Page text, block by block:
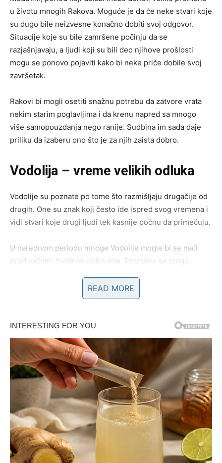
u životu mnogih Rakova. Moguće je da će neke stvari koje
su dugo bile neizvesne konačno dobiti svoj odgovor.
Situacije koje su bile zamršene počinju da se
razjašnjavaju, a ljudi koji su bili deo njihove prošlosti
mogu se ponovo pojaviti kako bi neke priče dobile svoj
završetak.
Rakovi bi mogli osetiti snažnu potrebu da zatvore vrata
nekim starim poglavljima i da krenu napred sa mnogo
više samopouzdanja nego ranije. Sudbina im sada daje
priliku da izaberu ono što je za njih zaista dobro.
Vodolija – vreme velikih odluka
Vodolije su poznate po tome što razmišljaju drugačije od
drugih. One su znak koji često ide ispred svog vremena i
vidi stvari koje drugi ljudi tek kasnije počnu da primećuju.
U narednom periodu mnoge Vodolije mogle bi se naći
pred važnim životnim odlukama. Promene se mogu
Ono što je sigurno jeste da će mnoge Vodolije imati
priliku da naprave korak koji može značajno promeniti
Ponekad će te promene delovati nepredvidivo, ali upravo
u tome leži snaga ovog perioda. Sudbina sada može
otvoriti vrata koja Vodolije dugo čekaju.
Najvažnije je da ostanu verne sebi i svojim idejama.
Bik – stabilnost dolazi posle
strpljenja
READ MORE